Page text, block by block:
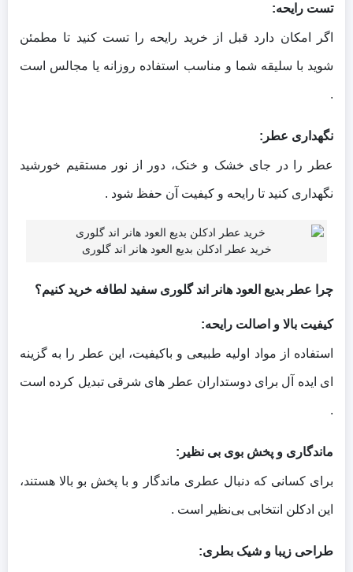
تست رایحه:
اگر امکان دارد قبل از خرید رایحه را تست کنید تا مطمئن
شوید با سلیقه شما و مناسب استفاده روزانه یا مجالس است
.
نگهداری عطر:
عطر را در جای خشک و خنک، دور از نور مستقیم خورشید
نگهداری کنید تا رایحه و کیفیت آن حفظ شود .
خرید عطر ادکلن بدیع العود هانر اند گلوری
چرا عطر بدیع العود هانر اند گلوری سفید لطافه خرید کنیم؟
کیفیت بالا و اصالت رایحه:
استفاده از مواد اولیه طبیعی و باکیفیت، این عطر را به گزینه‌
ای ایده‌ آل برای دوستداران عطر های شرقی تبدیل کرده است
.
ماندگاری و پخش بوی بی‌ نظیر:
برای کسانی که دنبال عطری ماندگار و با پخش بو بالا هستند،
این ادکلن انتخابی بی‌نظیر است .
طراحی زیبا و شیک بطری: